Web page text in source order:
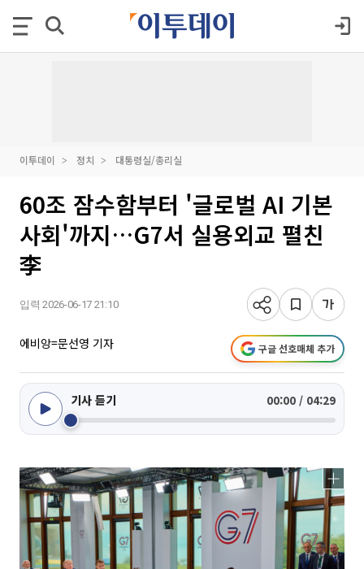
이투데이 정치 대통령실/총리실
60조 잠수함부터 '글로벌 AI 기본
사회'까지…G7서 실용외교 펼친
李
입력 2026-06-17 21:10
에비앙=문선영 기자 구글 선호매체 추가
기사 듣기 00:00 / 04:29